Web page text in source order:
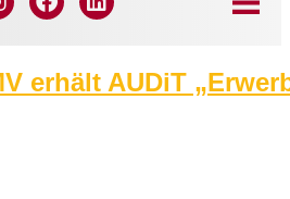
erhält AUDiT